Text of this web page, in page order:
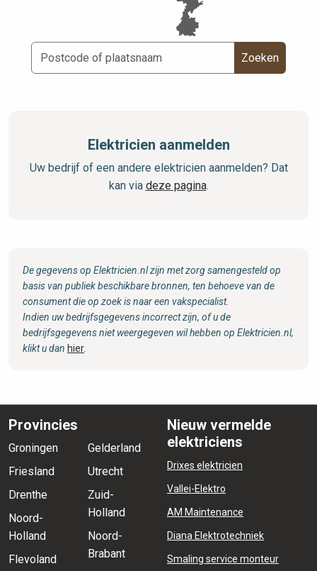
Zoeken
Elektricien aanmelden
Uw bedrijf of een andere elektricien aanmelden? Dat
kan via deze pagina.
De gegevens op Elektricien.nl zijn met zorg samengesteld op
basis van publiek beschikbare bronnen, ten behoeve van de
consument die op zoek is naar een vakspecialist.
Indien uw bedrijfsgegevens incorrect zijn, of u de
bedrijfsgegevens niet weergegeven wil hebben op Elektricien.nl,
klikt u dan hier
Provincies
Groningen
Friesland
Drenthe
Noord-
Holland
Flevoland
Gelderland
Utrecht
Zuid-
Holland
Noord-
Brabant
Nieuw vermelde
elektriciens
Drixes elektricien
Vallei-Elektro
AM Maintenance
Diana Elektrotechniek
Smaling service monteur